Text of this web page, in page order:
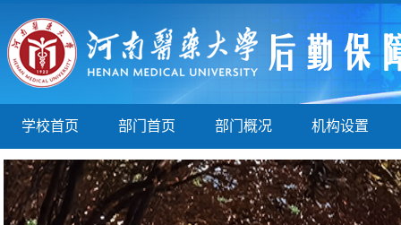
学校首页 部门首页 部门概况 机构设置